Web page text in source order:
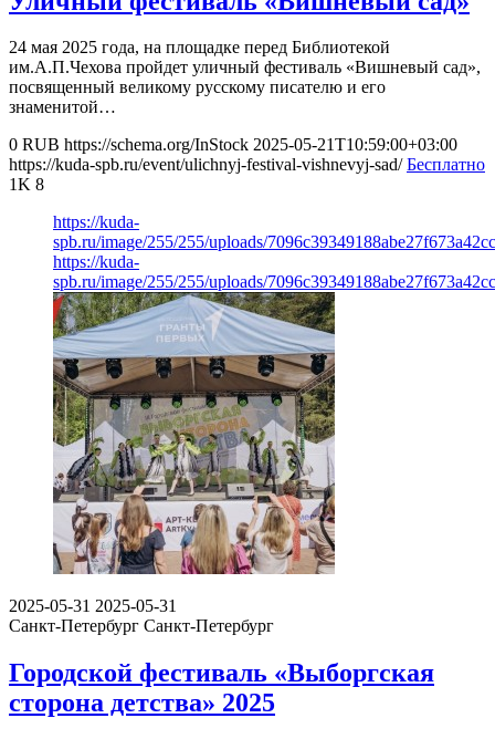
24 мая 2025 года, на площадке перед Библиотекой
им.А.П.Чехова пройдет уличный фестиваль «Вишневый сад»,
посвященный великому русскому писателю и его
знаменитой…
0 RUB https://schema.org/InStock 2025-05-21T10:59:00+03:00
https://kuda-spb.ru/event/ulichnyj-festival-vishnevyj-sad/ Бесплатно
1K 8
https://kuda-
spb.ru/image/255/255/uploads/
https://kuda-
spb.ru/image/255/255/uploads/
2025-05-31 2025-05-31
Санкт-Петербург Санкт-Петербург
Городской фестиваль «Выборгская
сторона детства» 2025